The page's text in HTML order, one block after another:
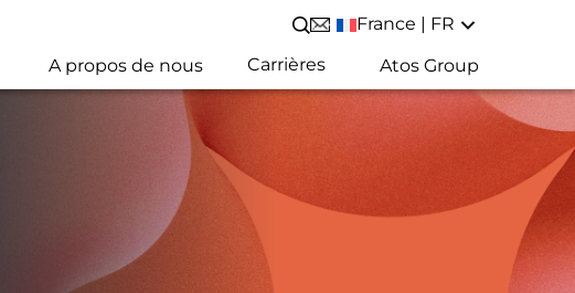
Lancer/Fermer une recherche
France | FR
A propos de nous Carrières Atos Group